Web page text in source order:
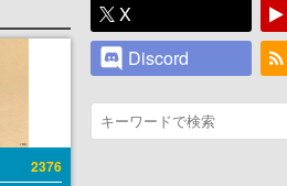
2376
X
Discord